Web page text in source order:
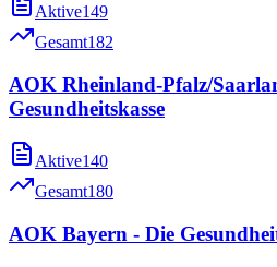
Aktive149
Gesamt182
AOK Rheinland-Pfalz/
Gesundheitskasse
Aktive140
Gesamt180
AOK Bayern - Die